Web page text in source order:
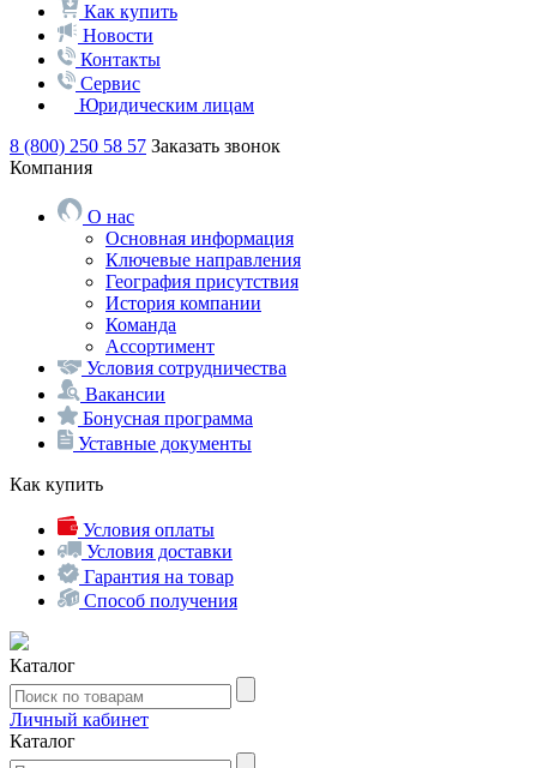
Как купить
Новости
Контакты
Сервис
Юридическим лицам
8 (800) 250 58 57 Заказать звонок
Компания
О нас
Основная информация
Ключевые направления
География присутствия
История компании
Команда
Ассортимент
Условия сотрудничества
Вакансии
Бонусная программа
Уставные документы
Как купить
Условия оплаты
Условия доставки
Гарантия на товар
Способ получения
Каталог
Личный кабинет
Каталог